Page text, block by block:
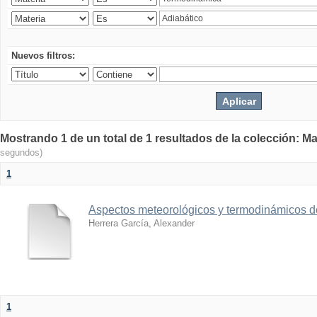
Nuevos filtros:
Mostrando 1 de un total de 1 resultados de la colección:
segundos)
1
Aspectos meteorológicos y termodinámicos
Herrera García, Alexander
1